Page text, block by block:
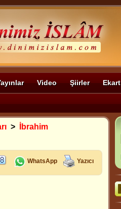
Video Şiirler Ekart
>
İbrahim
WhatsApp Yazıcı